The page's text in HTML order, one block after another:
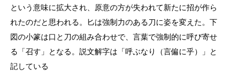
という意味に拡大され、原意の方が失われて新たに招が作ら
れたのだと思われる。匕は強制力のある刀に姿を変えた。下
図の小篆は口と刀の組み合わせで、言葉で強制的に呼び寄せ
る「召す」となる。説文解字は「呼ぶなり（言偏に乎）」と
記している